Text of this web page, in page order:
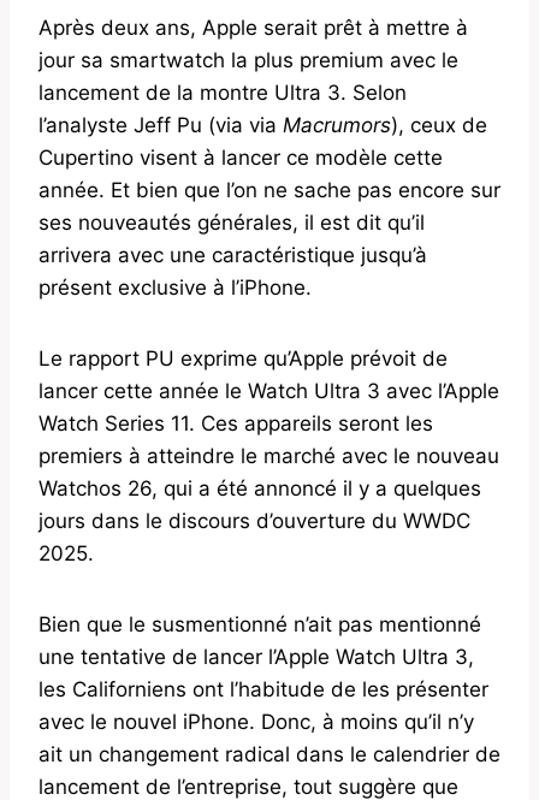
Après deux ans, Apple serait prêt à mettre à
jour sa smartwatch la plus premium avec le
lancement de la montre Ultra 3. Selon
l’analyste Jeff Pu (via via Macrumors), ceux de
Cupertino visent à lancer ce modèle cette
année. Et bien que l’on ne sache pas encore sur
ses nouveautés générales, il est dit qu’il
arrivera avec une caractéristique jusqu’à
présent exclusive à l’iPhone.
Le rapport PU exprime qu’Apple prévoit de
lancer cette année le Watch Ultra 3 avec l’Apple
Watch Series 11. Ces appareils seront les
premiers à atteindre le marché avec le nouveau
Watchos 26, qui a été annoncé il y a quelques
jours dans le discours d’ouverture du WWDC
2025.
Bien que le susmentionné n’ait pas mentionné
une tentative de lancer l’Apple Watch Ultra 3,
les Californiens ont l’habitude de les présenter
avec le nouvel iPhone. Donc, à moins qu’il n’y
ait un changement radical dans le calendrier de
lancement de l’entreprise, tout suggère que